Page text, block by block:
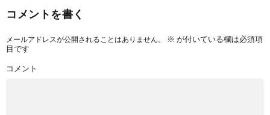
コメントを書く
メールアドレスが公開されることはありません。 ※ が付いている欄は必須項
目です
コメント